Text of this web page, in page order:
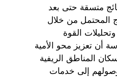
متسقة حتى بعد
المحتمل من خلال
القوة
أن تعزيز محو الأمية
المناطق الريفية
إلى خدمات